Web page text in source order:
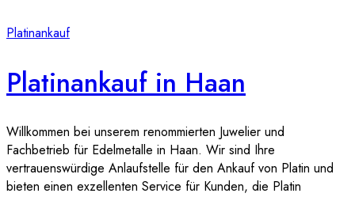
Platinankauf
Platinankauf in Haan
Willkommen bei unserem renommierten Juwelier und
Fachbetrieb für Edelmetalle in Haan. Wir sind Ihre
vertrauenswürdige Anlaufstelle für den Ankauf von Platin und
bieten einen exzellenten Service für Kunden, die Platin